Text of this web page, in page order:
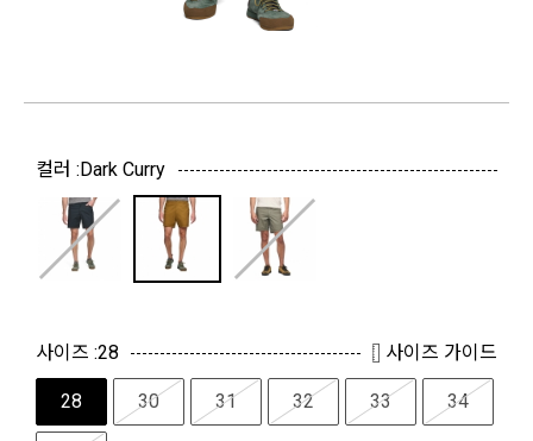
컬러 :Dark Curry
사이즈 :28 사이즈 가이드
28 30 31 32 33 34